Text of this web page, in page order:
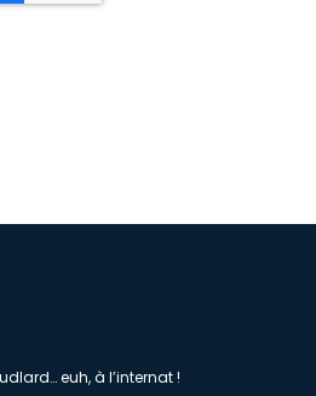
euh, à l’internat !